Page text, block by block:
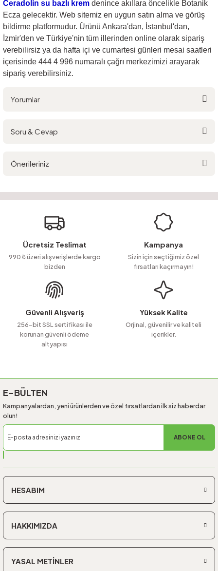
Ceradolin su bazlı krem denince akıllara öncelikle Botanik
Ecza gelecektir. Web sitemiz en uygun satın alma ve görüş
bildirme platformudur. Ürünü Ankara'dan, İstanbul'dan,
İzmir'den ve Türkiye'nin tüm illerinden online olarak sipariş
verebilirsiz ya da hafta içi ve cumartesi günleri mesai saatleri
içerisinde 444 4 996 numaralı çağrı merkezimizi arayarak
sipariş verebilirsiniz.
Yorumlar
Soru & Cevap
Soru Sor
Önerileriniz
Görüş ve önerileriniz için teşekkür ederiz.
Ürün resmi kalitesiz, bozuk veya görüntülenemiyor.
Ürün açıklamasında eksik bilgiler bulunuyor.
Ürün bilgilerinde hatalar bulunuyor.
Ürün fiyatı diğer sitelerden daha pahalı.
Bu ürüne benzer farklı alternatifler olmalı.
Ücretsiz Teslimat
990 ₺ üzeri alışverişlerde kargo
bizden
Kampanya
Sizin için seçtiğimiz özel
fırsatları kaçırmayın!
Güvenli Alışveriş
256-bit SSL sertifikası ile
korunan güvenli ödeme
altyapısı
Yüksek Kalite
Orjinal, güvenilir ve kaliteli
içerikler.
E-BÜLTEN
Kampanyalardan, yeni ürünlerden ve özel fırsatlardan ilk siz haberdar
olun!
ABONE OL
HESABIM
HAKKIMIZDA
YASAL METİNLER